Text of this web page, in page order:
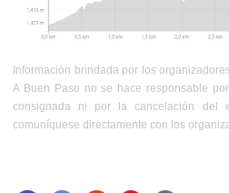
Información brindada por los
A Buen Paso no se hace responsable
consignada ni por la cancelación del
comuníquese directamente con los